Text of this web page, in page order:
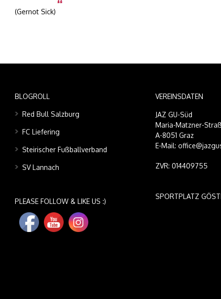
(Gernot Sick)
BLOGROLL
Red Bull Salzburg
FC Liefering
Steirischer Fußballverband
SV Lannach
PLEASE FOLLOW & LIKE US :)
VEREINSDATEN
JAZ GU-Süd
Maria-Matzner-
A-8051 Graz
E-Mail:
ZVR: 014409755
SPORTPLATZ